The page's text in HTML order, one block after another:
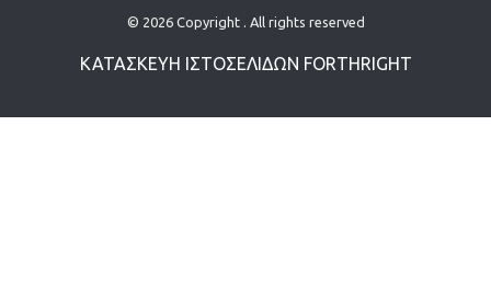
© 2026 Copyright . All rights reserved
ΚΑΤΑΣΚΕΥΗ ΙΣΤΟΣΕΛΙΔΩN FORTHRIGHT